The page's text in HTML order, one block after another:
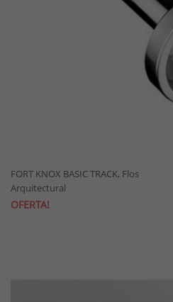
FORT KNOX BASIC TRACK, Flos
Arquitectural
OFERTA!